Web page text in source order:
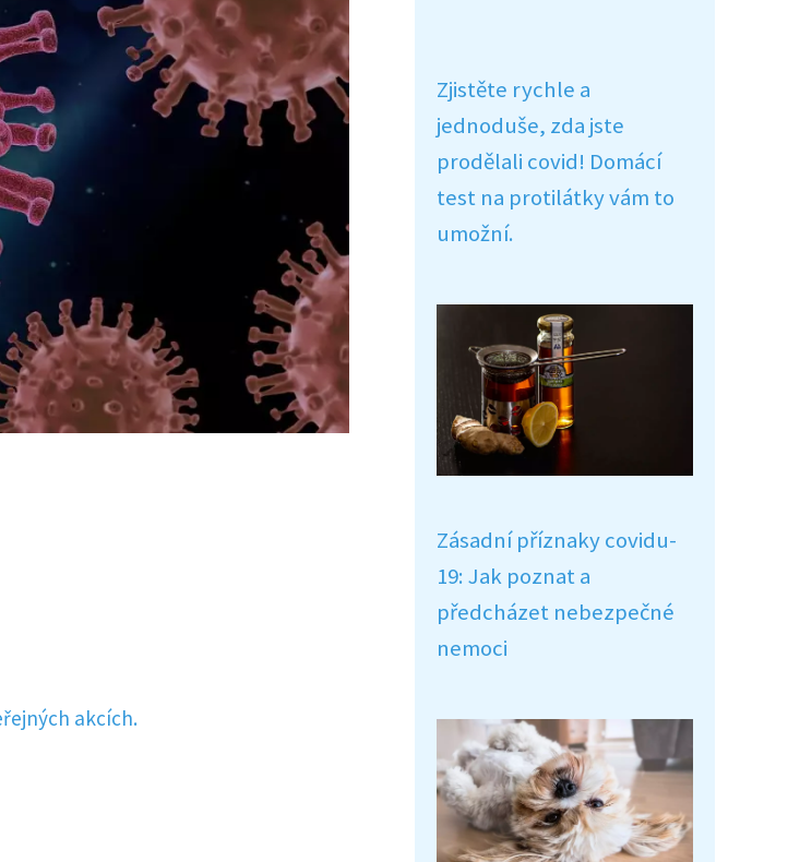
akcích.
Zjistěte rychle a
jednoduše, zda jste
prodělali covid! Domácí
test na protilátky vám to
umožní.
Zásadní příznaky covidu-
19: Jak poznat a
předcházet nebezpečné
nemoci